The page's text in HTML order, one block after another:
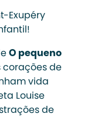
Exupéry
O pequeno
corações de
vida
Louise
de